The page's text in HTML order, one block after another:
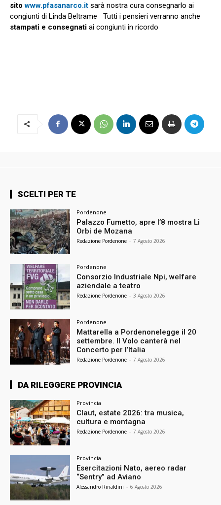
sitowww.pfasanarco.it sarà nostra cura consegnarlo ai
congiunti di Linda Beltrame Tutti i pensieri verranno anche
stampati e consegnati ai congiunti in ricordo
SCELTI PER TE
Pordenone
Palazzo Fumetto, apre l’8 mostra Li
Orbi de Mozana
Redazione Pordenone - 7 Agosto 2026
Pordenone
Consorzio Industriale Npi, welfare
aziendale a teatro
Redazione Pordenone - 3 Agosto 2026
Pordenone
Mattarella a Pordenonelegge il 20
settembre. Il Volo canterà nel
Concerto per l’Italia
Redazione Pordenone - 7 Agosto 2026
DA RILEGGERE PROVINCIA
Provincia
Claut, estate 2026: tra musica,
cultura e montagna
Redazione Pordenone - 7 Agosto 2026
Provincia
Esercitazioni Nato, aereo radar
“Sentry” ad Aviano
Alessandro Rinaldini - 6 Agosto 2026